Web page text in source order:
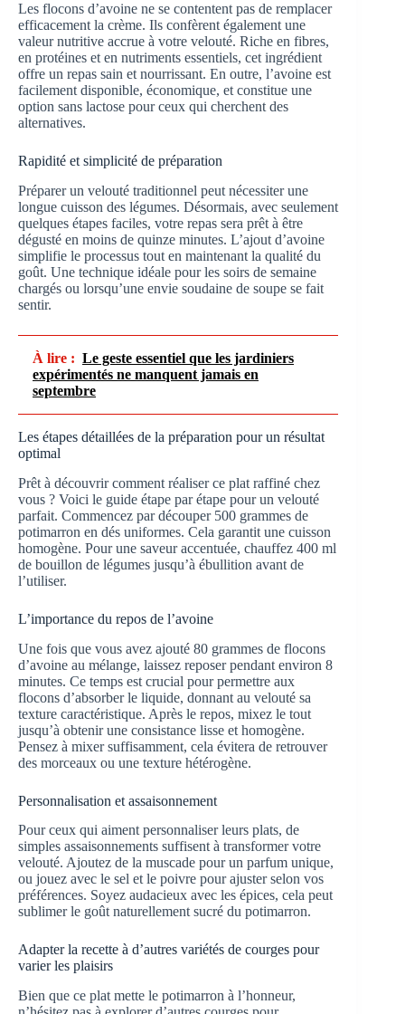
Les flocons d’avoine ne se contentent pas de remplacer
efficacement la crème. Ils confèrent également une
valeur nutritive accrue à votre velouté. Riche en fibres,
en protéines et en nutriments essentiels, cet ingrédient
offre un repas sain et nourrissant. En outre, l’avoine est
facilement disponible, économique, et constitue une
option sans lactose pour ceux qui cherchent des
alternatives.
Rapidité et simplicité de préparation
Préparer un velouté traditionnel peut nécessiter une
longue cuisson des légumes. Désormais, avec seulement
quelques étapes faciles, votre repas sera prêt à être
dégusté en moins de quinze minutes. L’ajout d’avoine
simplifie le processus tout en maintenant la qualité du
goût. Une technique idéale pour les soirs de semaine
chargés ou lorsqu’une envie soudaine de soupe se fait
sentir.
À lire : Le geste essentiel que les jardiniers
expérimentés ne manquent jamais en
septembre
Les étapes détaillées de la préparation pour un résultat
optimal
Prêt à découvrir comment réaliser ce plat raffiné chez
vous ? Voici le guide étape par étape pour un velouté
parfait. Commencez par découper 500 grammes de
potimarron en dés uniformes. Cela garantit une cuisson
homogène. Pour une saveur accentuée, chauffez 400 ml
de bouillon de légumes jusqu’à ébullition avant de
l’utiliser.
L’importance du repos de l’avoine
Une fois que vous avez ajouté 80 grammes de flocons
d’avoine au mélange, laissez reposer pendant environ 8
minutes. Ce temps est crucial pour permettre aux
flocons d’absorber le liquide, donnant au velouté sa
texture caractéristique. Après le repos, mixez le tout
jusqu’à obtenir une consistance lisse et homogène.
Pensez à mixer suffisamment, cela évitera de retrouver
des morceaux ou une texture hétérogène.
Personnalisation et assaisonnement
Pour ceux qui aiment personnaliser leurs plats, de
simples assaisonnements suffisent à transformer votre
velouté. Ajoutez de la muscade pour un parfum unique,
ou jouez avec le sel et le poivre pour ajuster selon vos
préférences. Soyez audacieux avec les épices, cela peut
sublimer le goût naturellement sucré du potimarron.
Adapter la recette à d’autres variétés de courges pour
varier les plaisirs
Bien que ce plat mette le potimarron à l’honneur,